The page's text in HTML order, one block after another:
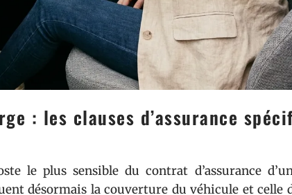
: les clauses d’assurance
le plus sensible du contrat d’assurance
désormais la couverture du véhicule et celle